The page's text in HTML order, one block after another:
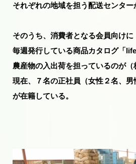
それぞれの地域を担う配送センター
そのうち、消費者となる会員向けに
毎週発行している商品カタログ「
農産物の入出荷を担っているのが（
現在、７名の正社員（女性２名、
が在籍している。